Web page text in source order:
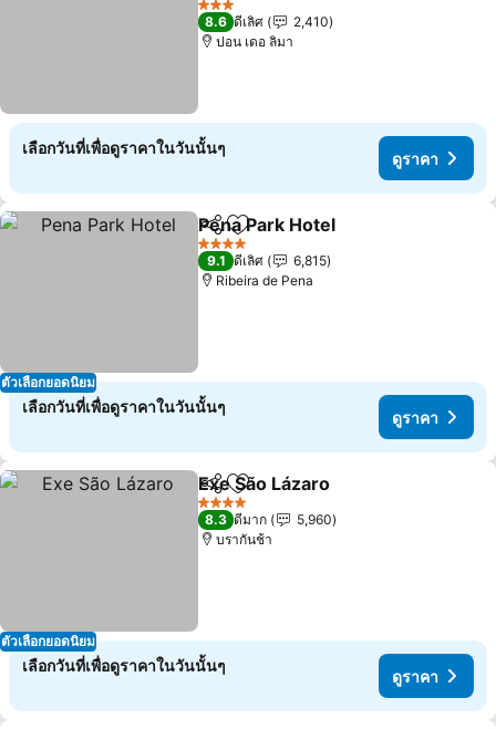
3 ดาว
8.6 ดีเลิศ
2,410
ปอน เดอ ลิมา
เลือกวันที่เพื่อดูราคาในวันนั้นๆ
ดูราคา
ตัวเลือกยอดนิยม
แชร์ เพิ่มในรายการโปรด
Pena Park Hotel
4 ดาว
9.1 ดีเลิศ
6,815
Ribeira de Pena
เลือกวันที่เพื่อดูราคาในวันนั้นๆ
ดูราคา
ตัวเลือกยอดนิยม
แชร์ เพิ่มในรายการโปรด
Exe São Lázaro
4 ดาว
8.3 ดีมาก
5,960
บรากันช้า
เลือกวันที่เพื่อดูราคาในวันนั้นๆ
ดูราคา